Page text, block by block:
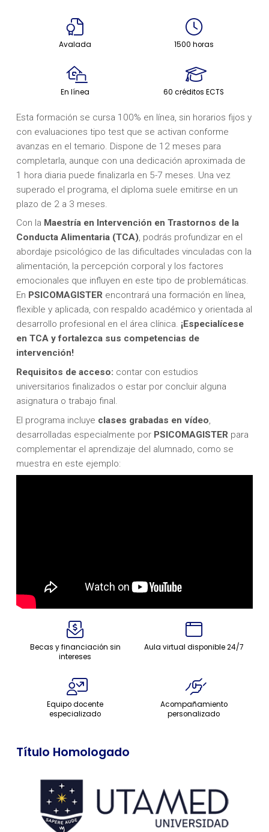
Avalada 1500 horas
En línea 60 créditos ECTS
Esta formación se cursa 100% en línea, sin horarios fijos y
con evaluaciones tipo test que se activan conforme
avanzas en el temario. Dispone de 12 meses para
completarla, aunque con una dedicación aproximada de
1 hora diaria puede finalizarla en 5-7 meses. Una vez
superado el programa, el diploma suele emitirse en un
plazo de 2 a 3 meses.
Con la Maestría en Intervención en Trastornos de la
Conducta Alimentaria (TCA), podrás profundizar en el
abordaje psicológico de las dificultades vinculadas con la
alimentación, la percepción corporal y los factores
emocionales que influyen en este tipo de problemáticas.
En PSICOMAGISTERencontrará una formación en línea,
flexible y aplicada, con respaldo académico y orientada al
desarrollo profesional en el área clínica. ¡Especialícese
en TCA y fortalezca sus competencias de
intervención!
Requisitos de acceso: contar con estudios
universitarios finalizados o estar por concluir alguna
asignatura o trabajo final.
El programa incluye clases grabadas en vídeo
desarrolladas especialmente por PSICOMAGISTER para
complementar el aprendizaje del alumnado, como se
muestra en este ejemplo:
Becas y financiación sin
intereses
Aula virtual disponible 24/7
Equipo docente
especializado
Acompañamiento
personalizado
Título Homologado